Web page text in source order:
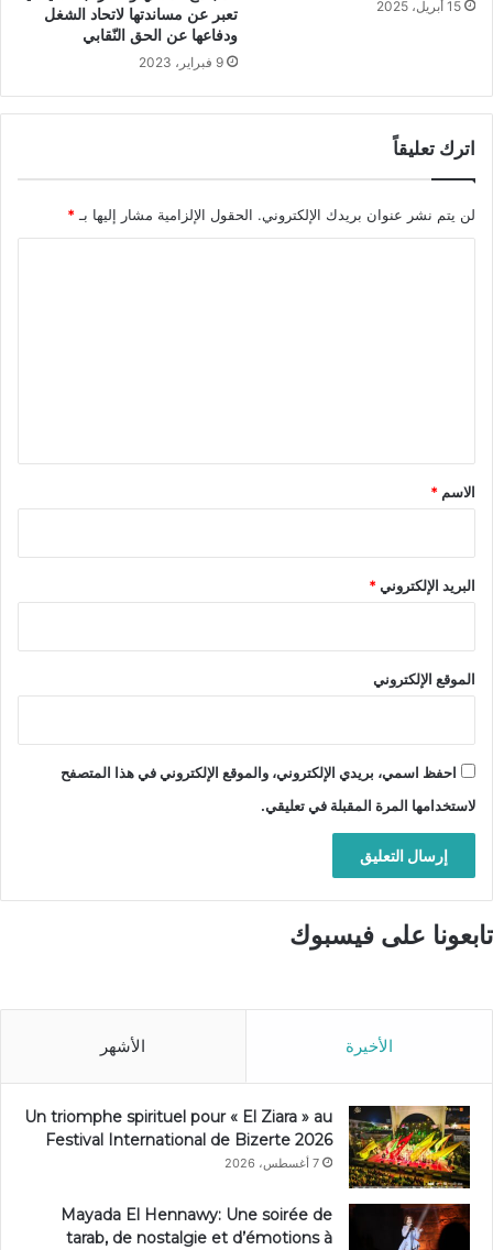
15 أبريل، 2025
تعبر عن مساندتها لاتحاد الشغل
ودفاعها عن الحق النّقابي
9 فبراير، 2023
اترك تعليقاً
لن يتم نشر عنوان بريدك الإلكتروني. الحقول الإلزامية مشار إليها بـ*
*
الاسم *
البريد الإلكتروني*
الموقع الإلكتروني
احفظ اسمي، بريدي الإلكتروني، والموقع الإلكتروني في هذا المتصفح
لاستخدامها المرة المقبلة في تعليقي.
تابعونا على فيسبوك
الأخيرة الأشهر
Un triomphe spirituel pour « El Ziara » au
Festival International de Bizerte 2026
7 أغسطس، 2026
Mayada El Hennawy: Une soirée de
tarab, de nostalgie et d’émotions à